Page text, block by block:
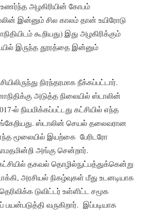
அழகிரியின் கோபம்
இன்னும் சில காலம் தான் உயிரோடு
கூறியது) இது அழகிரிக்கும்
இருந்த தூரத்தை இன்னும்
நிரந்தரமாக நீக்கப்பட்டார்.
அடுத்த நிலையில் ஸ்டாலின்
ல் நியமிக்கப்பட்டது கட்சியில் எந்த
ஸ்டாலின் செயல் தலைவரான
மூலையில் இயற்கை பேரிடரோ
அங்கு சென்றார்.
தகவல் தொழில்நுட்பத்துக்கென்று
அரசியல் நிகழ்வுகள் மீது உடனடியாக
டுவிட்டர் உள்ளிட்ட சமூக
வருகிறார். இப்படியாக